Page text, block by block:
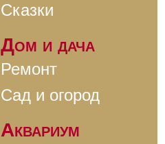
Сказки
Дом и дача
Ремонт
Сад и огород
Аквариум